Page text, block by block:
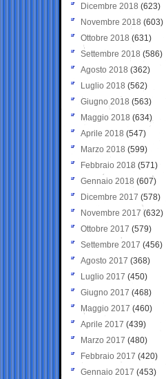
Dicembre 2018 (623)
Novembre 2018 (603)
Ottobre 2018 (631)
Settembre 2018 (586)
Agosto 2018 (362)
Luglio 2018 (562)
Giugno 2018 (563)
Maggio 2018 (634)
Aprile 2018 (547)
Marzo 2018 (599)
Febbraio 2018 (571)
Gennaio 2018 (607)
Dicembre 2017 (578)
Novembre 2017 (632)
Ottobre 2017 (579)
Settembre 2017 (456)
Agosto 2017 (368)
Luglio 2017 (450)
Giugno 2017 (468)
Maggio 2017 (460)
Aprile 2017 (439)
Marzo 2017 (480)
Febbraio 2017 (420)
Gennaio 2017 (453)